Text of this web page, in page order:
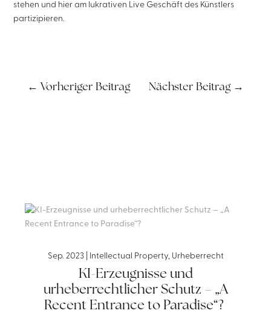
stehen und hier am lukrativen Live Geschäft des Künstlers
partizipieren.
← Vorheriger Beitrag Nächster Beitrag→
KI-Erzeugnisse und
urheberrechtlicher Schutz – „A
Recent Entrance to Paradise“?
Sep. 2023| Intellectual Property, Urheberrecht